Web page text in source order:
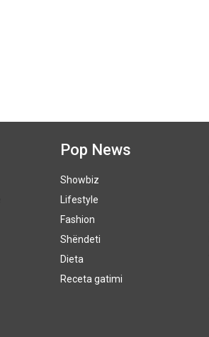
Pop News
Showbiz
Lifestyle
Fashion
Shëndeti
Dieta
Receta gatimi